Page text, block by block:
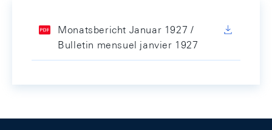
Monatsbericht Januar 1927 /
Bulletin mensuel janvier 1927